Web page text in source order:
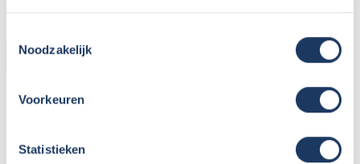
Noodzakelijk
Voorkeuren
Statistieken
HUURDER
Naam: